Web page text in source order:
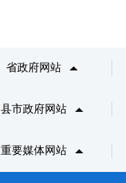
省政府网站
县市政府网站
重要媒体网站